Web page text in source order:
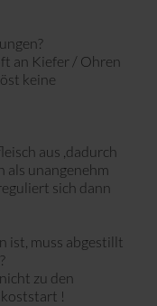
an Kiefer / Ohren
keine
aus ,dadurch
unangenehm
sich dann
ist, muss abgestillt
zu den
!